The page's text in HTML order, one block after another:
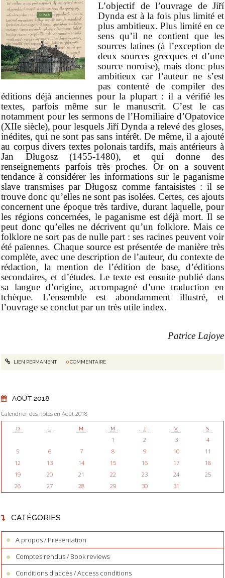
AOÛT 2018
Calendrier des notes en Août 2018
D L M M J V S
1 2 3
4
5
6 7 8 9 10
11
12
13 14 15 16 17
18
19
20 21 22 23 24
25
26
27 28 29 30 31
CATÉGORIES
A propos / Presentation
Comptes rendus / Book reviews
Conditions d'accès / Access conditions
L’objectif de l’ouvrage de Jiří
Dynda est à la fois plus limité et
plus ambitieux. Plus limité en ce
sens qu’il ne contient que les
sources latines (à l’exception de
deux sources grecques et d’une
source noroise), mais donc plus
ambitieux car l’auteur ne s’est
pas contenté de compiler des
éditions déjà anciennes pour la plupart : il a vérifié les
textes, parfois même sur le manuscrit. C’est le cas
notamment pour les sermons de l’Homiliaire d’Opatovice
(XIIe siècle), pour lesquels Jiří Dynda a relevé des gloses,
inédites, qui ne sont pas sans intérêt. De même, il a ajouté
au corpus divers textes polonais tardifs, mais antérieurs à
Jan Długosz (1455-1480), et qui donne des
renseignements parfois très proches. Or on a souvent
tendance à considérer les informations sur le paganisme
slave transmises par Długosz comme fantaisistes : il se
trouve donc qu’elles ne sont pas isolées. Certes, ces ajouts
concernent une époque très tardive, durant laquelle, pour
les régions concernées, le paganisme est déjà mort. Il se
peut donc qu’elles ne décrivent qu’un folklore. Mais ce
folklore ne sort pas de nulle part : ses racines peuvent voir
été païennes. Chaque source est présentée de manière très
complète, avec une description de l’auteur, du contexte de
rédaction, la mention de l’édition de base, d’éditions
secondaires, et d’études. Le texte est ensuite publié dans
sa langue d’origine, accompagné d’une traduction en
tchèque. L’ensemble est abondamment illustré, et
l’ouvrage se conclut par un très utile index.
Patrice Lajoye
LIEN PERMANENT 0COMMENTAIRE